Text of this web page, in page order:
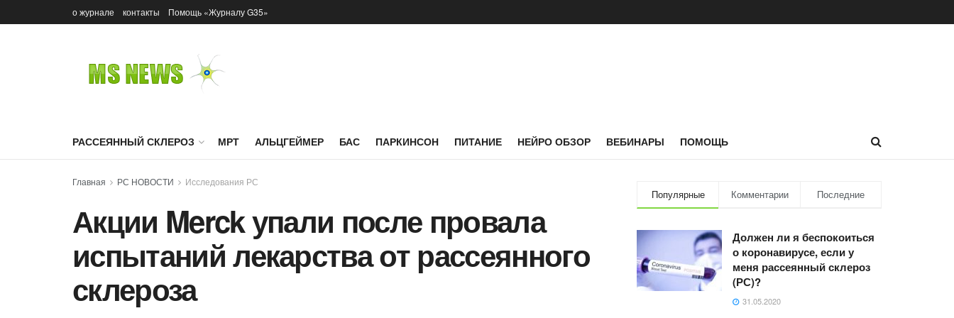
о журнале контакты Помощь «Журналу G35»
РАССЕЯННЫЙ СКЛЕРОЗ МРТ АЛЬЦГЕЙМЕР БАС ПАРКИНСОН ПИТАНИЕ НЕЙРО ОБЗОР ВЕБИНАРЫ ПОМОЩЬ
Главная РС НОВОСТИ Исследования РС
Акции Merck упали после провала
испытаний лекарства от рассеянного
склероза
Популярные Комментарии Последние
Должен ли я беспокоиться
о коронавирусе, если у
меня рассеянный склероз
(РС)?
31.05.2020